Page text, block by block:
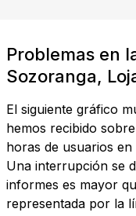
Problemas en
Sozoranga,
El siguiente gráfico
hemos recibido
horas de usuarios
Una interrupción se
informes es mayor
representada por la